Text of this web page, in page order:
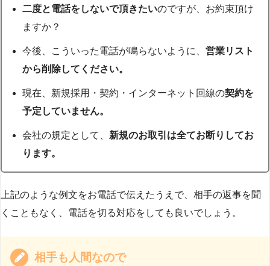
二度と電話をしないで頂きたいのですが、お約束頂け
ますか？
今後、こういった電話が鳴らないように、営業リスト
から削除してください。
現在、新規採用・契約・インターネット回線の契約を
予定していません。
会社の規定として、 新規のお取引は全てお断りしてお
ります。
上記のような例文をお電話で伝えたうえで、相手の返事を聞
くこともなく、電話を切る対応をしても良いでしょう。
相手も人間なので